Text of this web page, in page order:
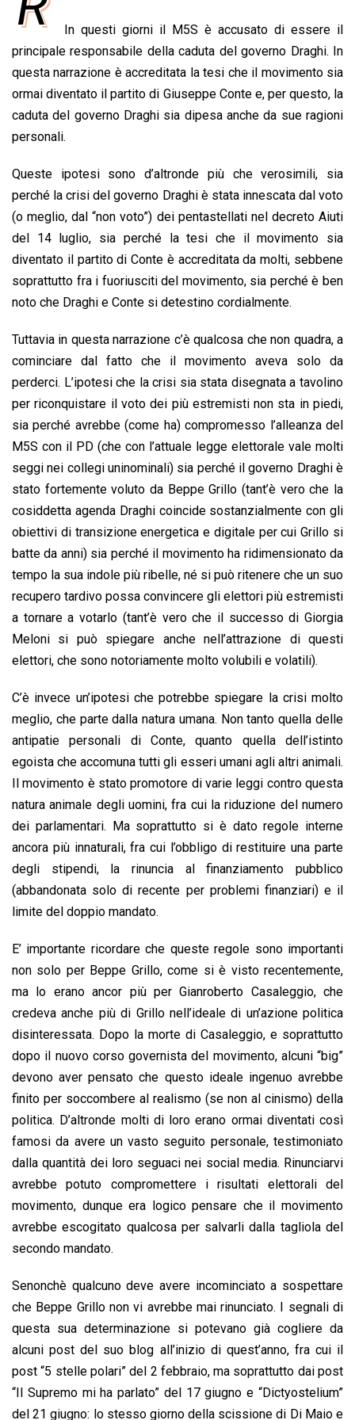
e
o
o
k
s
A
p
p
e
d
I
n
a
d
s
l
i
n
k
t
In questi giorni il M5S è accusato di essere il
principale responsabile della caduta del governo Draghi. In
questa narrazione è accreditata la tesi che il movimento sia
ormai diventato il partito di Giuseppe Conte e, per questo, la
caduta del governo Draghi sia dipesa anche da sue ragioni
personali.
Queste ipotesi sono d’altronde più che verosimili, sia
perché la crisi del governo Draghi è stata innescata dal voto
(o meglio, dal “non voto”) dei pentastellati nel decreto Aiuti
del 14 luglio, sia perché la tesi che il movimento sia
diventato il partito di Conte è accreditata da molti, sebbene
soprattutto fra i fuoriusciti del movimento, sia perché è ben
noto che Draghi e Conte si detestino cordialmente.
Tuttavia in questa narrazione c’è qualcosa che non quadra, a
cominciare dal fatto che il movimento aveva solo da
perderci. L’ipotesi che la crisi sia stata disegnata a tavolino
per riconquistare il voto dei più estremisti non sta in piedi,
sia perché avrebbe (come ha) compromesso l’alleanza del
M5S con il PD (che con l’attuale legge elettorale vale molti
seggi nei collegi uninominali) sia perché il governo Draghi è
stato fortemente voluto da Beppe Grillo (tant’è vero che la
cosiddetta agenda Draghi coincide sostanzialmente con gli
obiettivi di transizione energetica e digitale per cui Grillo si
batte da anni) sia perché il movimento ha ridimensionato da
tempo la sua indole più ribelle, né si può ritenere che un suo
recupero tardivo possa convincere gli elettori più estremisti
a tornare a votarlo (tant’è vero che il successo di Giorgia
Meloni si può spiegare anche nell’attrazione di questi
elettori, che sono notoriamente molto volubili e volatili).
C’è invece un’ipotesi che potrebbe spiegare la crisi molto
meglio, che parte dalla natura umana. Non tanto quella delle
antipatie personali di Conte, quanto quella dell’istinto
egoista che accomuna tutti gli esseri umani agli altri animali.
Il movimento è stato promotore di varie leggi contro questa
natura animale degli uomini, fra cui la riduzione del numero
dei parlamentari. Ma soprattutto si è dato regole interne
ancora più innaturali, fra cui l’obbligo di restituire una parte
degli stipendi, la rinuncia al finanziamento pubblico
(abbandonata solo di recente per problemi finanziari) e il
limite del doppio mandato.
E’ importante ricordare che queste regole sono importanti
non solo per Beppe Grillo, come si è visto recentemente,
ma lo erano ancor più per Gianroberto Casaleggio, che
credeva anche più di Grillo nell’ideale di un’azione politica
disinteressata. Dopo la morte di Casaleggio, e soprattutto
dopo il nuovo corso governista del movimento, alcuni “big”
devono aver pensato che questo ideale ingenuo avrebbe
finito per soccombere al realismo (se non al cinismo) della
politica. D’altronde molti di loro erano ormai diventati così
famosi da avere un vasto seguito personale, testimoniato
dalla quantità dei loro seguaci nei social media. Rinunciarvi
avrebbe potuto compromettere i risultati elettorali del
movimento, dunque era logico pensare che il movimento
avrebbe escogitato qualcosa per salvarli dalla tagliola del
secondo mandato.
Senonchè qualcuno deve avere incominciato a sospettare
che Beppe Grillo non vi avrebbe mai rinunciato. I segnali di
questa sua determinazione si potevano già cogliere da
alcuni post del suo blog all’inizio di quest’anno, fra cui il
post “5 stelle polari” del 2 febbraio, ma soprattutto dai post
“Il Supremo mi ha parlato” del 17 giugno e “Dictyostelium”
del 21 giugno: lo stesso giorno della scissione di Di Maio e